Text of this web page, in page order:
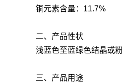
铜元素含量：11.7%
二、产品性状
浅蓝色至蓝绿色结晶或
三、产品用途